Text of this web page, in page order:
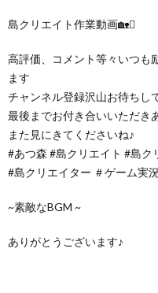
島クリエイト作業動画🏡🪏
高評価、コメント等々いつも
ます
チャンネル登録沢山お待ちし
最後までお付き合いいただき
また見にきてくださいね♪
#あつ森 #島クリエイト #島ク
#島クリエイター ＃ゲーム実況
~素敵なBGM ~
ありがとうございます♪